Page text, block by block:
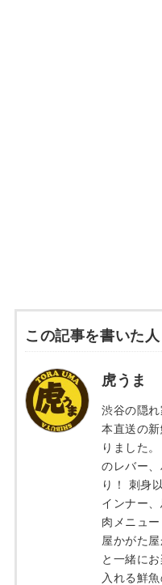
この記事を書いた人
虎うま
渋谷の隠
本直送の
りました
のレバー
り！ 刺身
インナー
肉メニュ
屋かがた
と一緒に
入れる鮮